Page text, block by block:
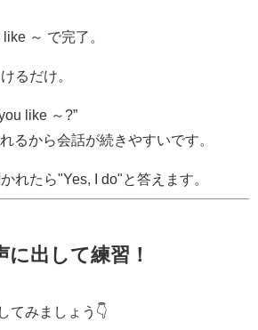
～ で完了。
るだけ。
like ～?”
るから会話が続きやすいです。
れたら"Yes, I do"と答えます。
に出して練習！
てみましょう👇